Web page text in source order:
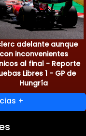
adelante aunque
con inconvenientes
al final - Reporte
Libres 1 - GP de
Hungría
+